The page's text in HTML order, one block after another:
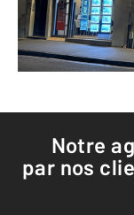
Notre
par nos